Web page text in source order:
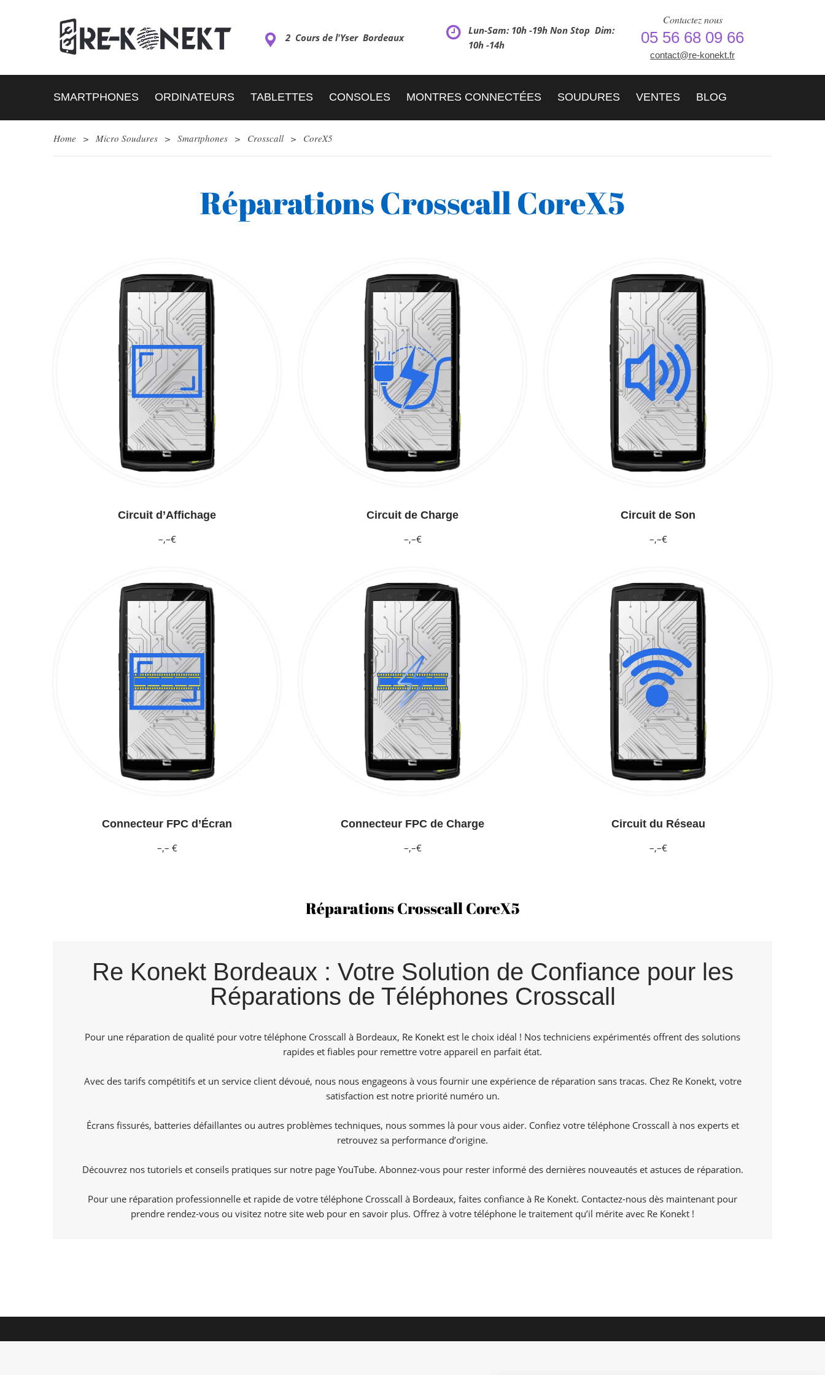
2 Cours de l'Yser Bordeaux
Lun-Sam: 10h -19h Non Stop Dim:
10h -14h
Contactez nous
05 56 68 09 66
contact@re-konekt.fr
SMARTPHONES ORDINATEURS TABLETTES CONSOLES MONTRES CONNECTÉES SOUDURES VENTES BLOG
Home > Micro Soudures > Smartphones > Crosscall > CoreX5
Réparations Crosscall CoreX5
Circuit d’Affichage
–,–€
Circuit de Charge
–,–€
Circuit de Son
–,–€
Connecteur FPC d’Écran
–,– €
Connecteur FPC de Charge
–,–€
Circuit du Réseau
–,–€
Réparations Crosscall CoreX5
Re Konekt Bordeaux : Votre Solution de Confiance pour les
Réparations de Téléphones Crosscall
Pour une réparation de qualité pour votre téléphone Crosscall à Bordeaux, Re Konekt est le choix idéal ! Nos techniciens expérimentés offrent des solutions
rapides et fiables pour remettre votre appareil en parfait état.
Avec des tarifs compétitifs et un service client dévoué, nous nous engageons à vous fournir une expérience de réparation sans tracas. Chez Re Konekt, votre
satisfaction est notre priorité numéro un.
Écrans fissurés, batteries défaillantes ou autres problèmes techniques, nous sommes là pour vous aider. Confiez votre téléphone Crosscall à nos experts et
retrouvez sa performance d’origine.
Découvrez nos tutoriels et conseils pratiques sur notre page YouTube. Abonnez-vous pour rester informé des dernières nouveautés et astuces de réparation.
Pour une réparation professionnelle et rapide de votre téléphone Crosscall à Bordeaux, faites confiance à Re Konekt. Contactez-nous dès maintenant pour
prendre rendez-vous ou visitez notre site web pour en savoir plus. Offrez à votre téléphone le traitement qu’il mérite avec Re Konekt !